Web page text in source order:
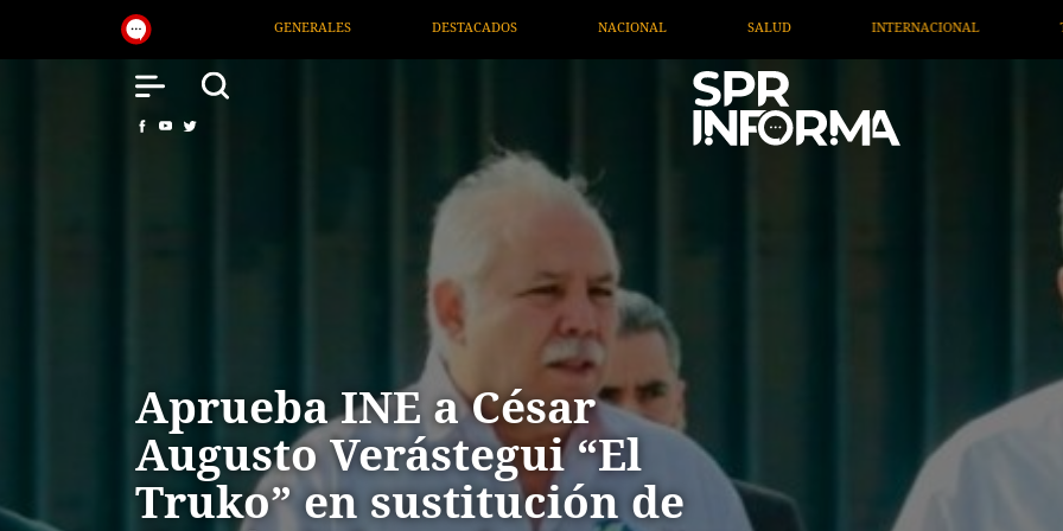
NACIONAL SALUD INTERNACIONAL TV MIGRANTE INFORMA
Aprueba INE a César
Augusto Verástegui “El
Truko” en sustitución de